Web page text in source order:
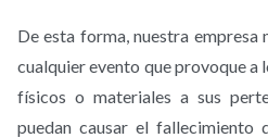
De esta forma, nuestra empresa
cualquier evento que provoque a
físicos o materiales a sus
puedan causar el fallecimiento